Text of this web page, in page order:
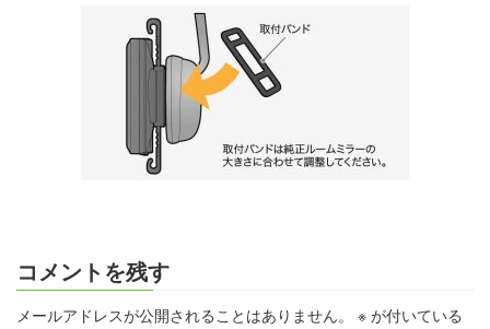
コメントを残す
メールアドレスが公開されることはありません。 ※ が付いている